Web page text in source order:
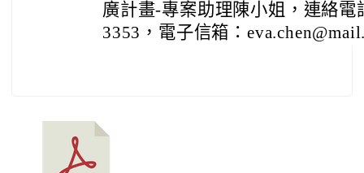
廣計畫-專案助理陳小姐，連絡
3353，電子信箱：